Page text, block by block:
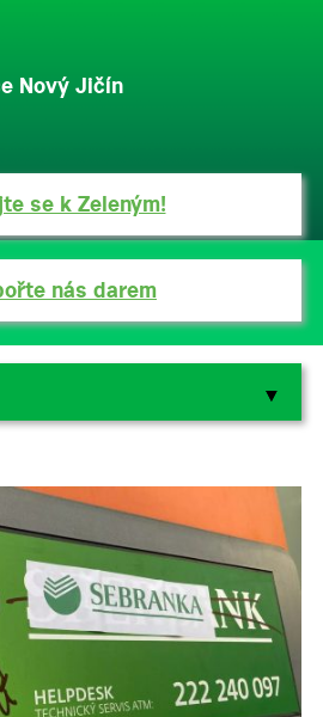
Nový Jičín
se k Zeleným!
nás darem
▼
▼
▼